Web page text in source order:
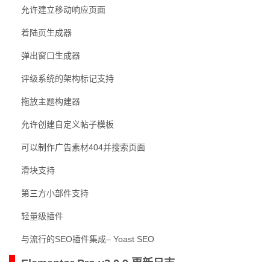
允许建立移动响应页面
着陆页生成器
弹出窗口生成器
评级系统的架构标记支持
拖放主题构建器
允许创建自定义帖子模板
可以制作广告素材404并搜索页面
滑块支持
第三方小部件支持
轻量级插件
与流行的SEO插件集成– Yoast SEO